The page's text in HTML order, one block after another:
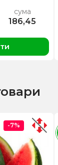
сума
186,45
-7%